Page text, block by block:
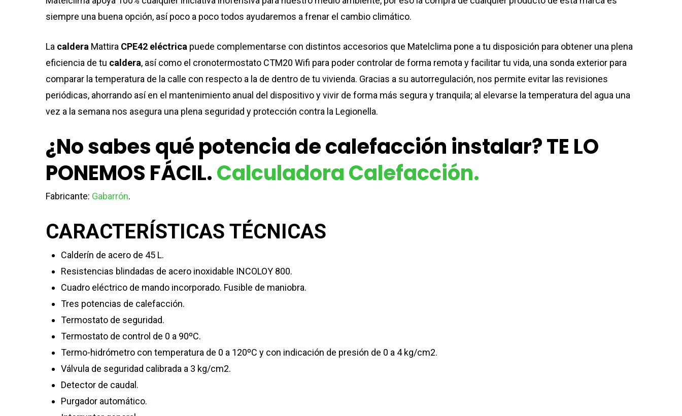
siempre una buena opción, así poco a poco todos ayudaremos a frenar el cambio climático.
La caldera Mattira CPE42 eléctrica puede complementarse con distintos accesorios que Matelclima pone a tu disposición para obtener una plena
eficiencia de tu caldera, así como el cronotermostato CTM20 Wifi para poder controlar de forma remota y facilitar tu vida, una sonda exterior para
comparar la temperatura de la calle con respecto a la de dentro de tu vivienda. Gracias a su autorregulación, nos permite evitar las revisiones
periódicas, ahorrando así en el mantenimiento anual del dispositivo y vivir de forma más segura y tranquila; al elevarse la temperatura del agua una
vez a la semana nos asegura una plena seguridad y protección contra la Legionella.
¿No sabes qué potencia de calefacción instalar? TE LO
PONEMOS FÁCIL.Calculadora Calefacción.
Fabricante: Gabarrón.
CARACTERÍSTICAS TÉCNICAS
Calderín de acero de 45 L.
Resistencias blindadas de acero inoxidable INCOLOY 800.
Cuadro eléctrico de mando incorporado. Fusible de maniobra.
Tres potencias de calefacción.
Termostato de seguridad.
Termostato de control de 0 a 90ºC.
Termo-hidrómetro con temperatura de 0 a 120ºC y con indicación de presión de 0 a 4 kg/cm2.
Válvula de seguridad calibrada a 3 kg/cm2.
Detector de caudal.
Purgador automático.